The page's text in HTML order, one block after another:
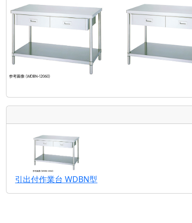
引出付作業台 WDBN型